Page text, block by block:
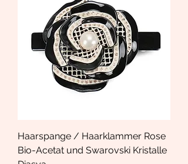
Haarspange / Haarklammer Rose
Bio-Acetat und Swarovski Kristalle